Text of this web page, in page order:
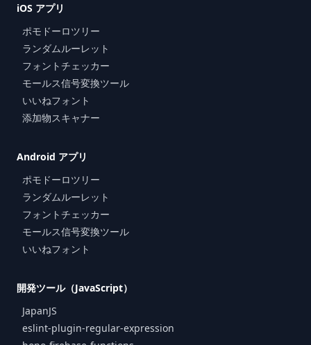
iOS アプリ
ポモドーロツリー
ランダムルーレット
フォントチェッカー
モールス信号変換ツール
いいねフォント
添加物スキャナー
Android アプリ
ポモドーロツリー
ランダムルーレット
フォントチェッカー
モールス信号変換ツール
いいねフォント
開発ツール（JavaScript）
JapanJS
eslint-plugin-regular-expression